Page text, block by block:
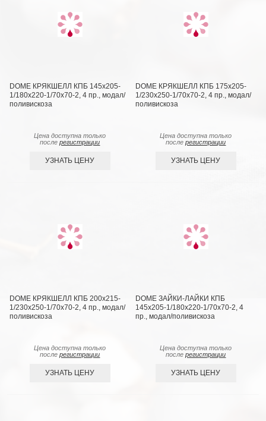
DOME КРЯКШЕЛЛ КПБ 145х205-
1/180х220-1/70х70-2, 4 пр., модал/
поливискоза
Цена доступна только
послерегистрации
УЗНАТЬ ЦЕНУ
DOME КРЯКШЕЛЛ КПБ 175х205-
1/230х250-1/70х70-2, 4 пр., модал/
поливискоза
Цена доступна только
послерегистрации
УЗНАТЬ ЦЕНУ
DOME КРЯКШЕЛЛ КПБ 200х215-
1/230х250-1/70х70-2, 4 пр., модал/
поливискоза
Цена доступна только
послерегистрации
УЗНАТЬ ЦЕНУ
DOME ЗАЙКИ-ЛАЙКИ КПБ
145х205-1/180х220-1/70х70-2, 4
пр., модал/поливискоза
Цена доступна только
послерегистрации
УЗНАТЬ ЦЕНУ